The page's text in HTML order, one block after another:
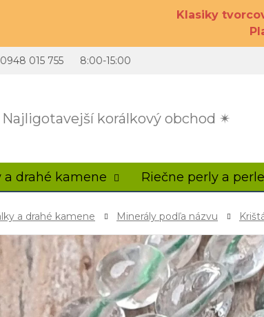
Klasiky
korálkový obchod ✴
0948 015 755 8:00-15:00
a drahé kamene Riečne perly a
a drahé kamene Minerály podľa názvu